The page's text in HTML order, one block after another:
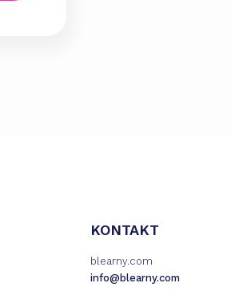
KONTAKT
blearny.com
info@blearny.com